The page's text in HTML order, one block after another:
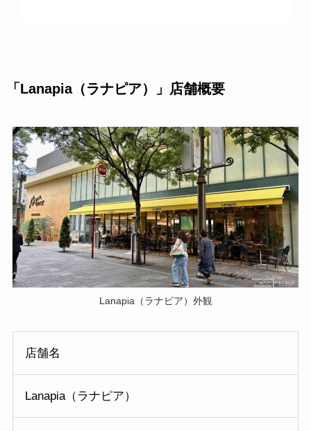
「Lanapia（ラナピア）」店舗概要
Lanapia（ラナピア）外観
店舗名
Lanapia（ラナピア）